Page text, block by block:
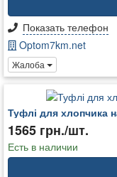
Показать телефон
Optom7km.net
Жалоба
Туфлі для хлопчика
1565 грн./шт.
Есть в наличии